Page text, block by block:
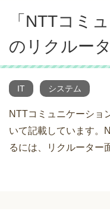
「NTTコミ
のリクルー
IT システム
NTTコミュニケーショ
いて記載しています。
るには、リクルーター